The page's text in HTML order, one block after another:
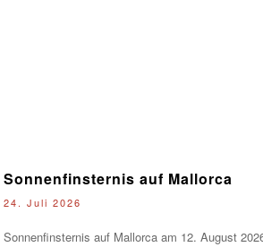
Sonnenfinsternis auf Mallorca
24. Juli 2026
Sonnenfinsternis auf Mallorca am 12. August